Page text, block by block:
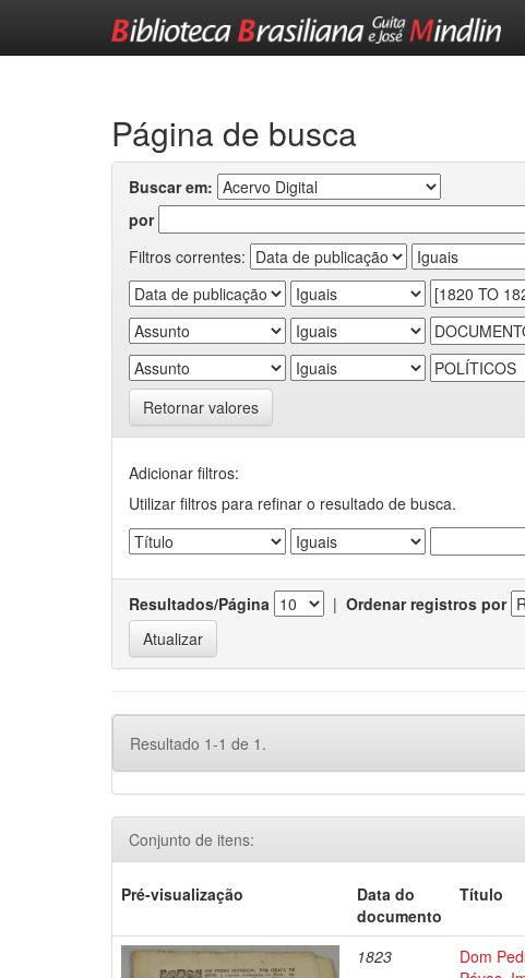
Página de busca
Buscar em:
por
Filtros correntes:
Retornar valores
Adicionar filtros:
Utilizar filtros para refinar o resultado de busca.
Resultados/Página | Ordenar registros por
Resultado 1-1 de 1.
Conjunto de itens:
Pré-visualização
Data do
documento
Título
1823
Dom